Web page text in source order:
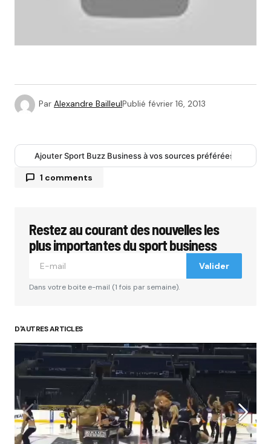
Par Alexandre BailleulPublié février 16, 2013
Ajouter Sport Buzz Business à vos sources préférées
1 comments
Votre adresse e-mail ne sera pas publiée.Les
champs obligatoires sont indiqués avec*
Your Name *
Your E-mail
Submit Comment
Restez au courant des nouvelles les
plus importantes du sport business
Valider
Dans votre boite e-mail (1 fois par semaine).
D'AUTRES ARTICLES